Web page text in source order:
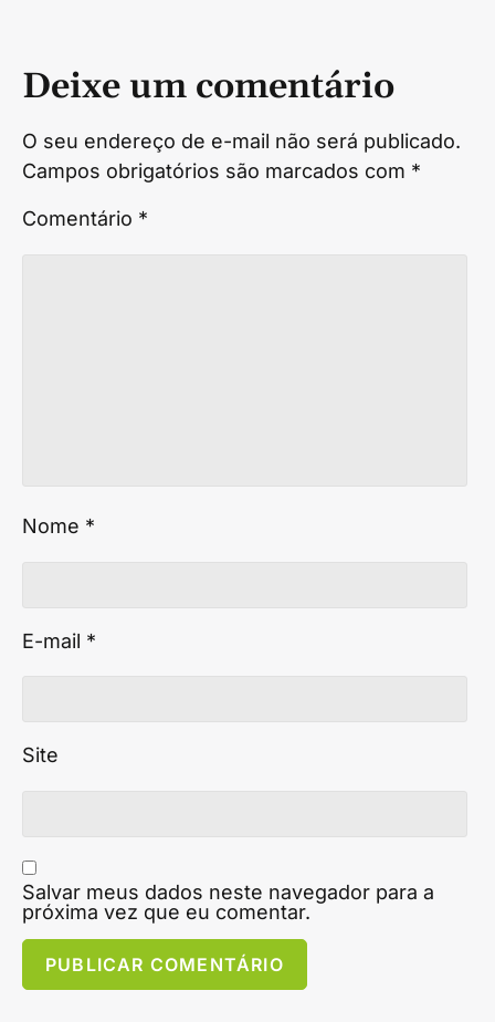
Deixe um comentário
O seu endereço de e-mail não será publicado.
Campos obrigatórios são marcados com *
Comentário *
Nome *
E-mail *
Site
Salvar meus dados neste navegador para a
próxima vez que eu comentar.